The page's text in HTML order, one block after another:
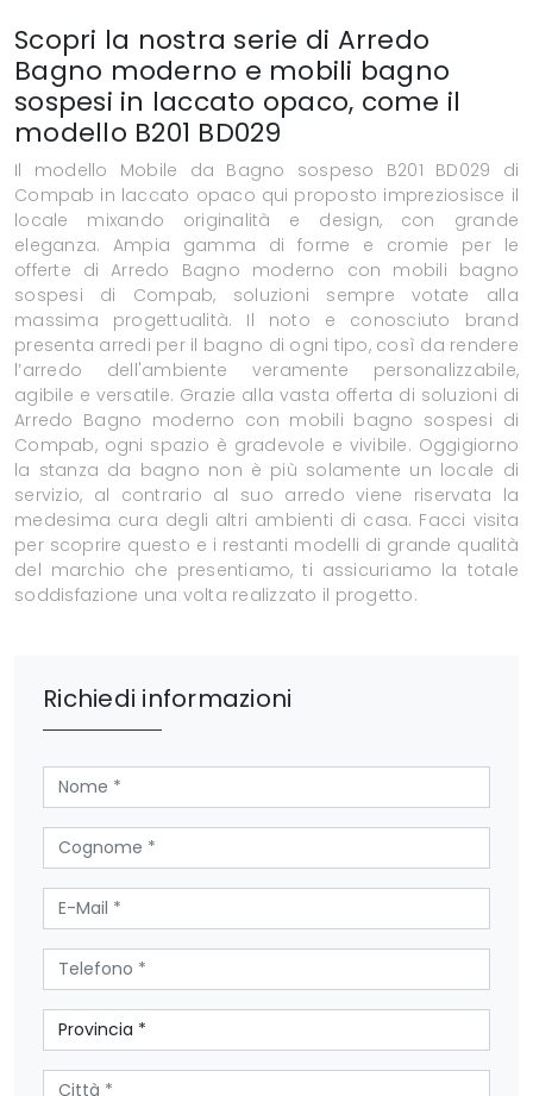
Scopri la nostra serie di Arredo
Bagno moderno e mobili bagno
sospesi in laccato opaco, come il
modello B201 BD029
Il modello Mobile da Bagno sospeso B201 BD029 di
Compab in laccato opaco qui proposto impreziosisce il
locale mixando originalità e design, con grande
eleganza. Ampia gamma di forme e cromie per le
offerte di Arredo Bagno moderno con mobili bagno
sospesi di Compab, soluzioni sempre votate alla
massima progettualità. Il noto e conosciuto brand
presenta arredi per il bagno di ogni tipo, così da rendere
l’arredo dell'ambiente veramente personalizzabile,
agibile e versatile. Grazie alla vasta offerta di soluzioni di
Arredo Bagno moderno con mobili bagno sospesi di
Compab, ogni spazio è gradevole e vivibile. Oggigiorno
la stanza da bagno non è più solamente un locale di
servizio, al contrario al suo arredo viene riservata la
medesima cura degli altri ambienti di casa. Facci visita
per scoprire questo e i restanti modelli di grande qualità
del marchio che presentiamo, ti assicuriamo la totale
soddisfazione una volta realizzato il progetto.
Richiedi informazioni